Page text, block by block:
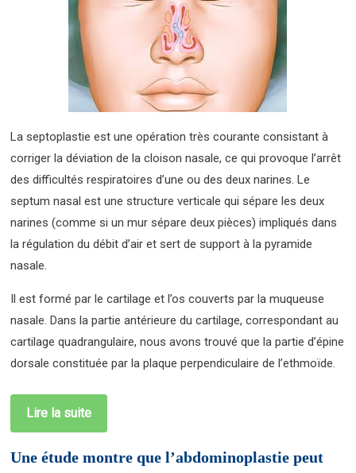
La septoplastie est une opération très courante consistant à
corriger la déviation de la cloison nasale, ce qui provoque l’arrêt
des difficultés respiratoires d’une ou des deux narines. Le
septum nasal est une structure verticale qui sépare les deux
narines (comme si un mur sépare deux pièces) impliqués dans
la régulation du débit d’air et sert de support à la pyramide
nasale.
Il est formé par le cartilage et l’os couverts par la muqueuse
nasale. Dans la partie antérieure du cartilage, correspondant au
cartilage quadrangulaire, nous avons trouvé que la partie d’épine
dorsale constituée par la plaque perpendiculaire de l’ethmoïde.
Lire la suite
Une étude montre que l’abdominoplastie peut